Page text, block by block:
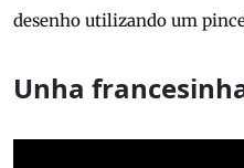
desenho utilizando um
Unha